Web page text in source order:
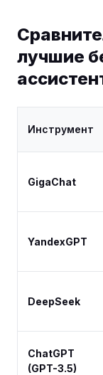
лучшие
Инструмент
GigaChat
YandexGPT
DeepSeek
ChatGPT
(GPT-3.5)